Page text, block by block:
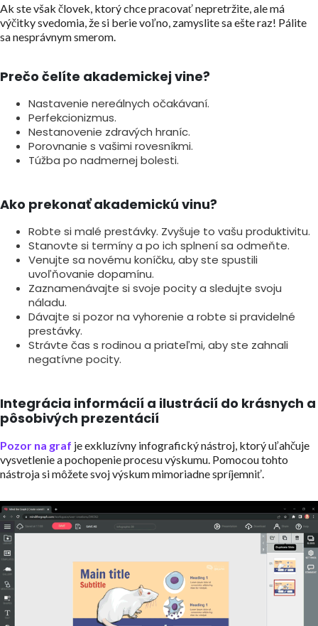
Ak ste však človek, ktorý chce pracovať nepretržite, ale má
výčitky svedomia, že si berie voľno, zamyslite sa ešte raz! Pálite
sa nesprávnym smerom.
Prečo čelíte akademickej vine?
Nastavenie nereálnych očakávaní.
Perfekcionizmus.
Nestanovenie zdravých hraníc.
Porovnanie s vašimi rovesníkmi.
Túžba po nadmernej bolesti.
Ako prekonať akademickú vinu?
Robte si malé prestávky. Zvyšuje to vašu produktivitu.
Stanovte si termíny a po ich splnení sa odmeňte.
Venujte sa novému koníčku, aby ste spustili
uvoľňovanie dopamínu.
Zaznamenávajte si svoje pocity a sledujte svoju
náladu.
Dávajte si pozor na vyhorenie a robte si pravidelné
prestávky.
Strávte čas s rodinou a priateľmi, aby ste zahnali
negatívne pocity.
Integrácia informácií a ilustrácií do krásnych a
pôsobivých prezentácií
Pozor na graf je exkluzívny infografický nástroj, ktorý uľahčuje
vysvetlenie a pochopenie procesu výskumu. Pomocou tohto
nástroja si môžete svoj výskum mimoriadne spríjemniť.